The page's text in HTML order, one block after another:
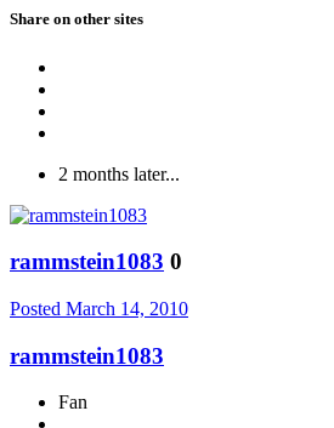
Share on other sites
2 months later...
rammstein1083 0
Posted March 14, 2010
rammstein1083
Fan